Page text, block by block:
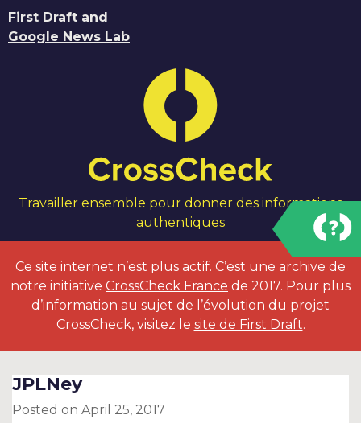
First Draft and
Google News Lab
Travailler ensemble pour donner des informations
authentiques
Ce site internet n’est plus actif. C’est une archive de
notre initiative CrossCheck France de 2017. Pour plus
d’information au sujet de l’évolution du projet
CrossCheck, visitez le site de First Draft.
JPLNey
Posted on April 25, 2017